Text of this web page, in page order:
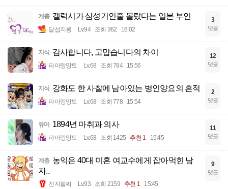
계층 갤럭시가 삼성거인줄 몰랐다는 일본 부인
달섭지롱 Lv.94 조회 362 16:02
3
댓글
지식 감사합니다, 고맙습니다의 차이
파아랑망토 Lv.68 조회 784 15:56
12
댓글
지식 강화도 한 사찰에 남아있는 병인양요의 흔적
파아랑망토 Lv.68 조회 778 15:54
2
댓글
유머 1894년 마취과 의사
파아랑망토 Lv.68 조회 1425 추천 1 15:45
11
댓글
계층 농익은 40대 미혼 여교수에게 잡아먹힌 남
자..
전자팔찌 Lv.93 조회 2159 추천 1 15:45
9
댓글